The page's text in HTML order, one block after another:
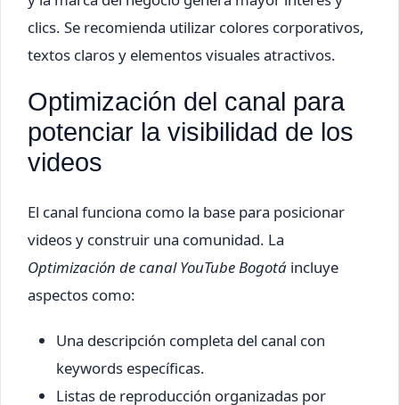
clics. Se recomienda utilizar colores corporativos,
textos claros y elementos visuales atractivos.
Optimización del canal para
potenciar la visibilidad de los
videos
El canal funciona como la base para posicionar
videos y construir una comunidad. La
Optimización de canal YouTube Bogotá incluye
aspectos como:
Una descripción completa del canal con
keywords específicas.
Listas de reproducción organizadas por